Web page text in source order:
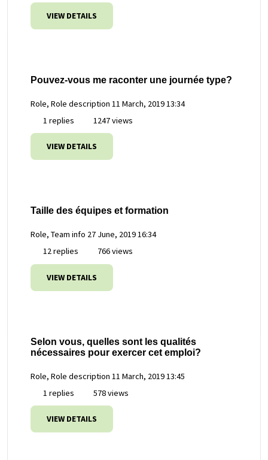
VIEW DETAILS
Pouvez-vous me raconter une journée type?
Role, Role description 11 March, 2019 13:34
1 replies
1247 views
VIEW DETAILS
Taille des équipes et formation
Role, Team info 27 June, 2019 16:34
12 replies
766 views
VIEW DETAILS
Selon vous, quelles sont les qualités
nécessaires pour exercer cet emploi?
Role, Role description 11 March, 2019 13:45
1 replies
578 views
VIEW DETAILS